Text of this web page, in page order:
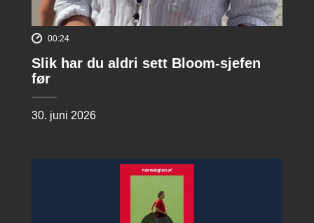
00:24
Slik har du aldri sett Bloom-sjefen
før
30. juni 2026